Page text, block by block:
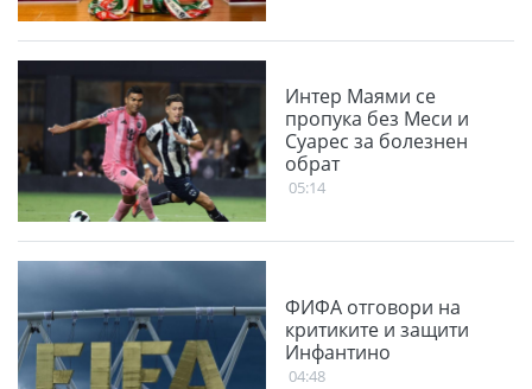
Интер Маями се
пропука без Меси и
Суарес за болезнен
обрат
05:14
ФИФА отговори на
критиките и защити
Инфантино
04:48